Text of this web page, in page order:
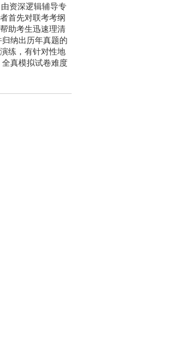
资深逻辑辅导专
首先对联考考纲
助考生迅速理清
纳出历年真题的
练，有针对性地
真模拟试卷难度